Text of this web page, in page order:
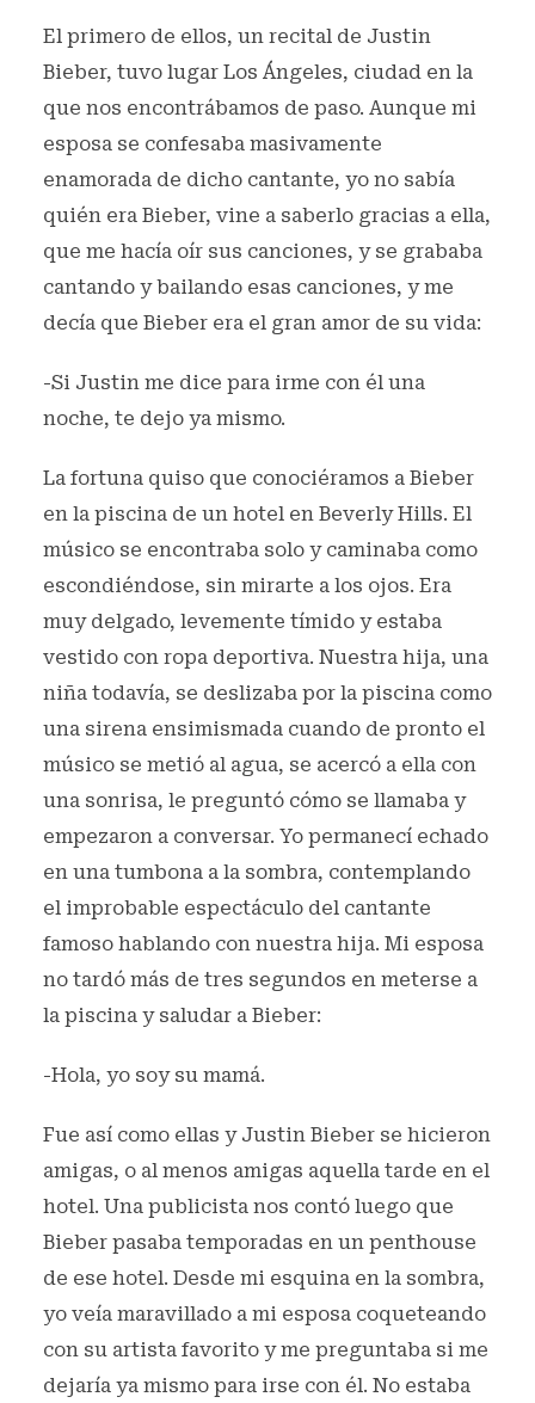
El primero de ellos, un recital de Justin
Bieber, tuvo lugar Los Ángeles, ciudad en la
que nos encontrábamos de paso. Aunque mi
esposa se confesaba masivamente
enamorada de dicho cantante, yo no sabía
quién era Bieber, vine a saberlo gracias a ella,
que me hacía oír sus canciones, y se grababa
cantando y bailando esas canciones, y me
decía que Bieber era el gran amor de su vida:
-Si Justin me dice para irme con él una
noche, te dejo ya mismo.
La fortuna quiso que conociéramos a Bieber
en la piscina de un hotel en Beverly Hills. El
músico se encontraba solo y caminaba como
escondiéndose, sin mirarte a los ojos. Era
muy delgado, levemente tímido y estaba
vestido con ropa deportiva. Nuestra hija, una
niña todavía, se deslizaba por la piscina como
una sirena ensimismada cuando de pronto el
músico se metió al agua, se acercó a ella con
una sonrisa, le preguntó cómo se llamaba y
empezaron a conversar. Yo permanecí echado
en una tumbona a la sombra, contemplando
el improbable espectáculo del cantante
famoso hablando con nuestra hija. Mi esposa
no tardó más de tres segundos en meterse a
la piscina y saludar a Bieber:
-Hola, yo soy su mamá.
Fue así como ellas y Justin Bieber se hicieron
amigas, o al menos amigas aquella tarde en el
hotel. Una publicista nos contó luego que
Bieber pasaba temporadas en un penthouse
de ese hotel. Desde mi esquina en la sombra,
yo veía maravillado a mi esposa coqueteando
con su artista favorito y me preguntaba si me
dejaría ya mismo para irse con él. No estaba